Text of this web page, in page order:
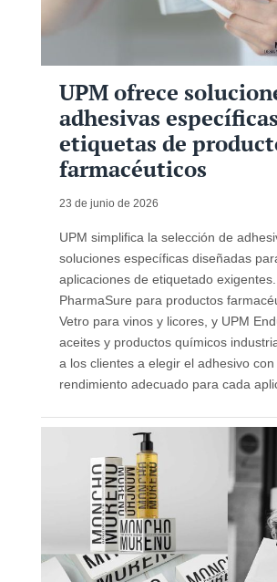
UPM ofrece
adhesivas
etiquetas de
farmacéuticos
23 de junio de 2026
UPM simplifica la selección de
soluciones específicas diseñadas
aplicaciones de etiquetado
PharmaSure para productos
Vetro para vinos y licores, y UPM
aceites y productos químicos
a los clientes a elegir el adhesivo con
rendimiento adecuado para cada